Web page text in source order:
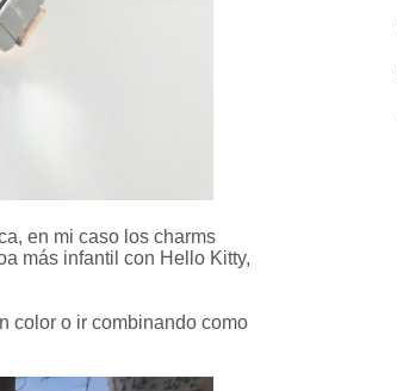
en mi caso los charms
más infantil con Hello Kitty,
color o ir combinando como